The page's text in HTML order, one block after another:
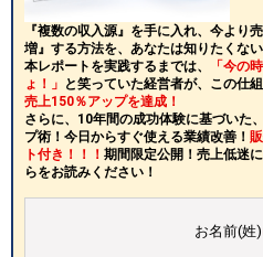
『複数の収入源』を手に入れ、今より
増』する方法を、あなたは知りたくな
本レポートを実践するまでは、
「今の
ょ！」 と笑っていた経営者が、この仕
売上150％アップを達成！
さらに、10年間の成功体験に基づいた
プ術！今日からすぐ使える業績改善！
ト付き！！！ 期間限定公開！売上低迷
らをお読みください！
お名前(姓)